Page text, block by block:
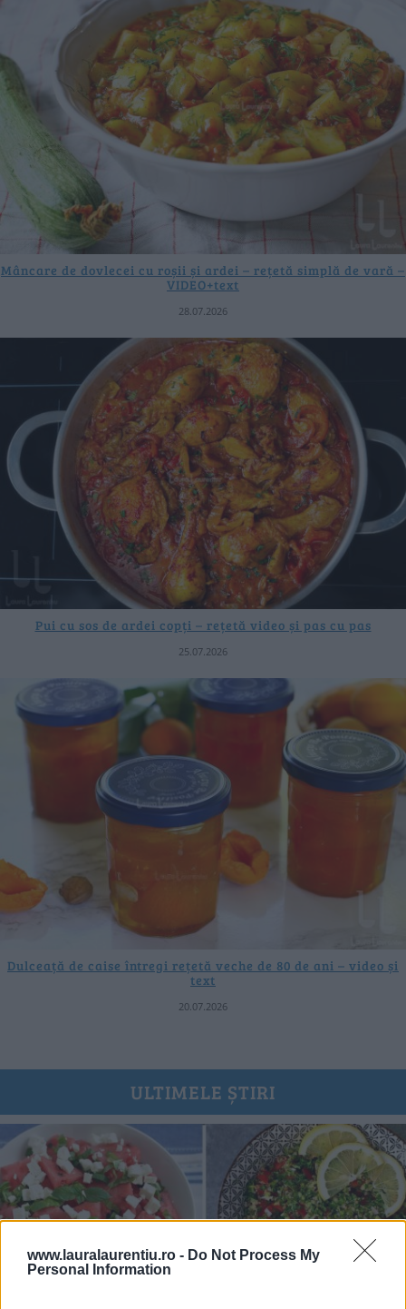
www.lauralaurentiu.ro - Do Not Process My
Personal Information
Mâncare de dovlecei cu roșii și ardei – rețetă simplă de vară –
VIDEO+text
28.07.2026
Pui cu sos de ardei copți – rețetă video și pas cu pas
25.07.2026
Dulceață de caise întregi rețetă veche de 80 de ani – video și
text
20.07.2026
ULTIMELE ȘTIRI